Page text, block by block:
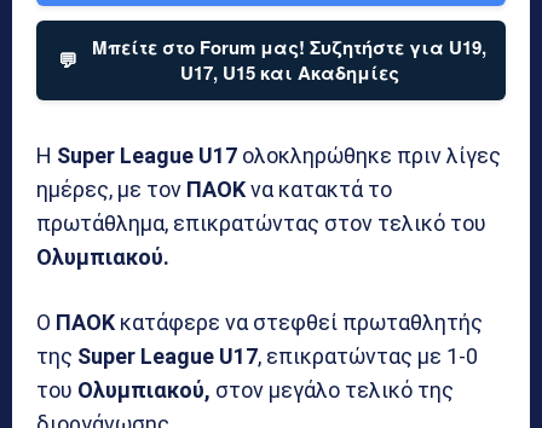
💬
Μπείτε στο Forum μας! Συζητήστε για U19,
U17, U15 και Ακαδημίες
Η Super League U17 ολοκληρώθηκε πριν λίγες
ημέρες, με τον ΠΑΟΚνα κατακτά το
πρωτάθλημα, επικρατώντας στον τελικό του
Ολυμπιακού.
Ο ΠΑΟΚ κατάφερε να στεφθεί πρωταθλητής
της Super League U17, επικρατώντας με 1-0
του Ολυμπιακού, στον μεγάλο τελικό της